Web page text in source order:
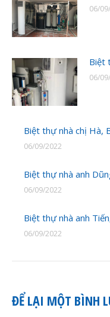
06/
Biệt
06/
Biệt thự nhà chị Hà,
06/09/2022
Biệt thự nhà anh
06/09/2022
Biệt thự nhà anh
06/09/2022
ĐỂ LẠI MỘT BÌNH